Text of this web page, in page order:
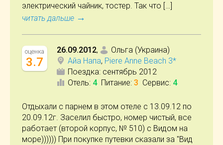
электрический чайник, тостер. Так что […]
читать дальше →
оценка
3.7
26.09.2012,
Ольга (Украина)
Айа Напа, Piere Anne Beach 3*
Поездка: сентябрь 2012
Отель: 4 Питание: 3 Сервис: 4
Отдыхали с парнем в этом отеле с 13.09.12 по
20.09.12г. Заселил быстро, номер чистый, все
работает (второй корпус, № 510) с Видом на
море)))))) При покупке путевки сказали за "Вид